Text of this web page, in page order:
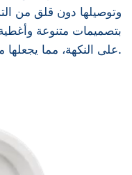
وتوصيلها دون قلق من
بتصميمات متنوعة
على النكهة، مما يجعلها مثالية للاستخدام التجاري اليومي.